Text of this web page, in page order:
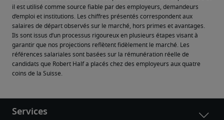
il est utilisé comme source fiable par des employeurs, demandeurs
d’emploi et institutions. Les chiffres présentés correspondent aux
salaires de départ observés sur le marché, hors primes et avantages.
Ils sont issus d’un processus rigoureux en plusieurs étapes visant à
garantir que nos projections reflètent fidèlement le marché. Les
références salariales sont basées sur la rémunération réelle de
candidats que Robert Half a placés chez des employeurs aux quatre
coins de la Suisse.